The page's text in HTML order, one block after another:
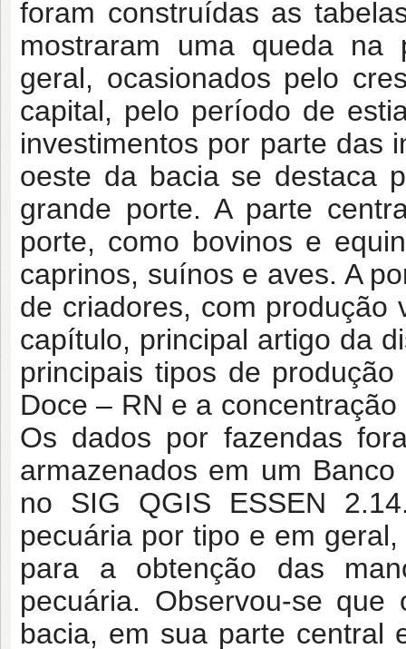
foram construídas as
mostraram uma queda na
geral, ocasionados pelo
capital, pelo período de
investimentos por parte das
oeste da bacia se destaca
grande porte. A parte
porte, como bovinos e
caprinos, suínos e aves. A
de criadores, com produção
capítulo, principal artigo da
principais tipos de
Doce – RN e a
Os dados por fazendas
armazenados em um
no SIG QGIS ESSEN
pecuária por tipo e em
para a obtenção das
pecuária. Observou-se
bacia, em sua parte central